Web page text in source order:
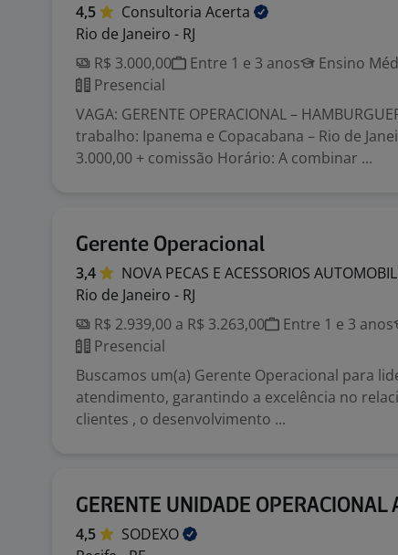
4,5 Consultoria Acerta
Rio de Janeiro - RJ
R$ 3.000,00
Entre 1 e 3 anos
Ensino
Presencial
VAGA: GERENTE OPERACIONAL –
trabalho: Ipanema e Copacabana – Rio de
3.000,00 + comissão Horário: A combinar ...
Gerente Operacional
3,4 NOVA PECAS E ACESSORIOS
Rio de Janeiro - RJ
R$ 2.939,00 a R$ 3.263,00
Entre 1 e 3 anos
Presencial
Buscamos um(a) Gerente Operacional para
atendimento, garantindo a excelência no
clientes , o desenvolvimento ...
GERENTE UNIDADE OPERACIONAL
4,5
SODEXO